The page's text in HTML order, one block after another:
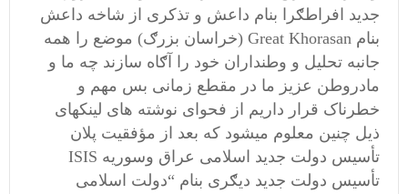
جدید افراطګرا بنام داعش و تذکری از شاخه داعش
بنام Great Khorasan (خراسان بزرګ) موضع را همه
جانبه تحلیل و وطنداران خود را آګاه سازند چه ما و
مادروطن عزیز ما در مقطع زمانی بس مهم و
خطرناک قرار داریم از فحوای نوشته های لینکهای
ذیل چنین معلوم میشود که بعد از مؤفقیت پلان
تأسیس دولت جدید اسلامی عراق وسوریه ISIS
تأسیس دولت جدید دیګری بنام “دولت اسلامی